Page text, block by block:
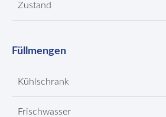
Zustand
Füllmengen
Kühlschrank
Frischwasser